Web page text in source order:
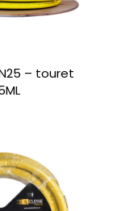
– touret